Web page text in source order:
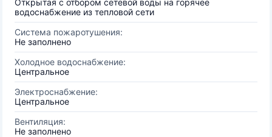
Открытая с отбором сетевой воды на горячее
водоснабжение из тепловой сети
Система пожаротушения:
Не заполнено
Холодное водоснабжение:
Центральное
Электроснабжение:
Центральное
Вентиляция:
Не заполнено